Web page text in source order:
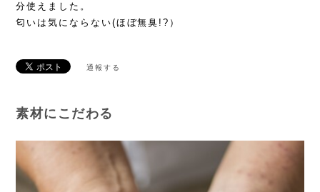
分使えました。
匂いは気にならない(ほぼ無臭!?）
通報する
素材にこだわる